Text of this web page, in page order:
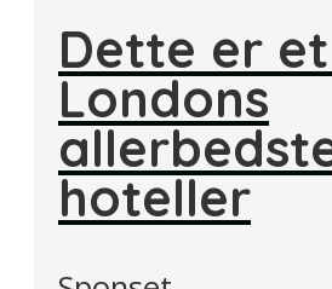
Dette er
Londons
hoteller